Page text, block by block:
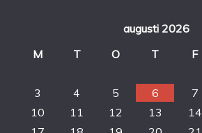
augusti 2026
M
T O T F
3
4 5 6 7
10
11 12 13 14